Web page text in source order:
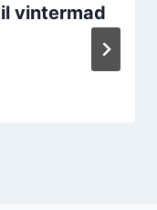
vintermad